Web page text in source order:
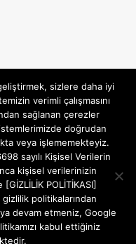
sizlere daha iyi
verimli çalışmasını
sağlanan çerezler
doğrudan
veya işlememekteyiz.
sayılı Kişisel Verilerin
kişisel verilerinizin
POLİTİKASI]
politikalarından
devam etmeniz, Google
kabul ettiğiniz